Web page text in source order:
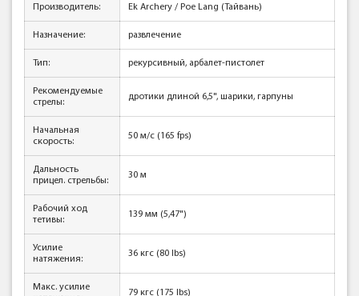
Производитель: Ek Archery / Poe Lang (Тайвань)
Назначение: развлечение
Тип: рекурсивный, арбалет-пистолет
Рекомендуемые
стрелы:
дротики длиной 6,5", шарики, гарпуны
Начальная
скорость:
50 м/с (165 fps)
Дальность
прицел. стрельбы:
30 м
Рабочий ход
тетивы:
139 мм (5,47")
Усилие
натяжения:
36 кгc (80 lbs)
Макс. усилие
79 кгc (175 lbs)